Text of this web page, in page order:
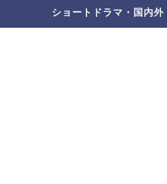
ショートドラマ・国内外